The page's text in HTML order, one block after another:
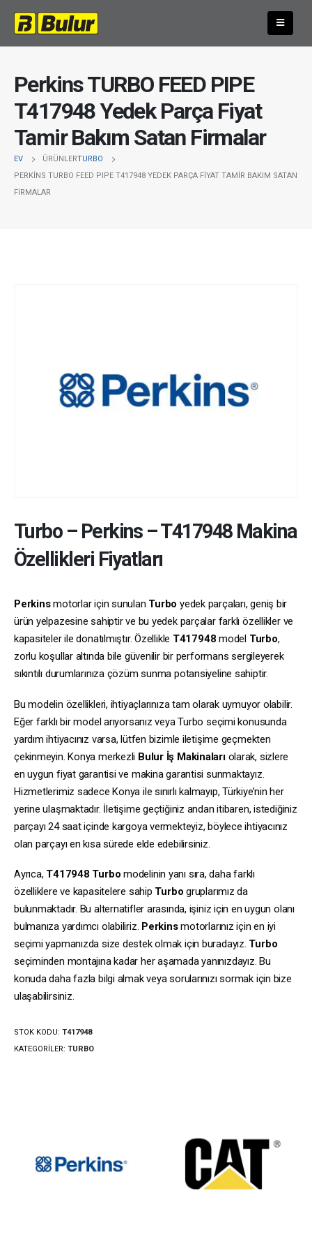
Perkins TURBO FEED PIPE
T417948 Yedek Parça Fiyat
Tamir Bakım Satan Firmalar
EV ÜRÜNLERTURBO
PERKINS TURBO FEED PIPE T417948 YEDEK PARÇA FIYAT TAMIR BAKIM SATAN
FIRMALAR
Turbo– Perkins–T417948Makina
Özellikleri Fiyatları
Perkinsmotorlar için sunulan Turbo yedek parçaları, geniş bir
ürün yelpazesine sahiptir ve bu yedek parçalar farklı özellikler ve
kapasiteler ile donatılmıştır. Özellikle T417948 model Turbo,
zorlu koşullar altında bile güvenilir bir performans sergileyerek
sıkıntılı durumlarınıza çözüm sunma potansiyeline sahiptir.
Bu modelin özellikleri, ihtiyaçlarınıza tam olarak uymuyor olabilir.
Eğer farklı bir model arıyorsanız veya Turbo seçimi konusunda
yardım ihtiyacınız varsa, lütfen bizimle iletişime geçmekten
çekinmeyin. Konya merkezli Bulur İş Makinalarıolarak, sizlere
en uygun fiyat garantisi ve makina garantisi sunmaktayız.
Hizmetlerimiz sadece Konya ile sınırlı kalmayıp, Türkiye’nin her
yerine ulaşmaktadır. İletişime geçtiğiniz andan itibaren, istediğiniz
parçayı 24 saat içinde kargoya vermekteyiz, böylece ihtiyacınız
olan parçayı en kısa sürede elde edebilirsiniz.
Ayrıca, T417948 Turbo modelinin yanı sıra, daha farklı
özelliklere ve kapasitelere sahip Turbo gruplarımız da
bulunmaktadır. Bu alternatifler arasında, işiniz için en uygun olanı
bulmanıza yardımcı olabiliriz. Perkinsmotorlarınız için en iyi
seçimi yapmanızda size destek olmak için buradayız. Turbo
seçiminden montajına kadar her aşamada yanınızdayız. Bu
konuda daha fazla bilgi almak veya sorularınızı sormak için bize
ulaşabilirsiniz.
STOK KODU: T417948
KATEGORILER: TURBO